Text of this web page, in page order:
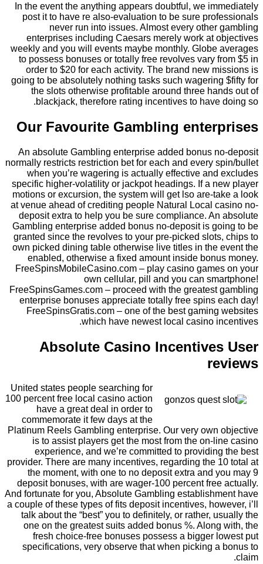
In the event the anything appears doubtful, we immediately
post it to have re also-evaluation to be sure professionals
never run into issues. Almost every other gambling
enterprises including Caesars merely work at objectives
weekly and you will events maybe monthly. Globe averages
to possess bonuses or totally free revolves vary from $5 in
order to $20 for each activity. The brand new missions is
going to be absolutely nothing tasks such wagering $fifty for
the slots otherwise profitable around three hands out of
blackjack, therefore rating incentives to have doing so.
Our Favourite Gambling enterprises
An absolute Gambling enterprise added bonus no-deposit
normally restricts restriction bet for each and every spin/bullet
when you’re wagering is actually effective and excludes
specific higher‑volatility or jackpot headings. If a new player
motions or excursion, the system will get lso are‑take a look
at venue ahead of crediting people Natural Local casino no-
deposit extra to help you be sure compliance. An absolute
Gambling enterprise added bonus no-deposit is going to be
granted since the revolves to your pre‑picked slots, chips to
own picked dining table otherwise live titles in the event the
enabled, otherwise a fixed amount inside bonus money.
FreeSpinsMobileCasino.com – play casino games on your
own cellular, pill and you can smartphone!
FreeSpinsGames.com – proceed with the greatest gambling
enterprise bonuses appreciate totally free spins each day!
FreeSpinsGratis.com – one of the best gaming websites
which have newest local casino incentives.
Absolute Casino Incentives User
reviews
United states people searching for
100 percent free local casino action
have a great deal in order to
commemorate it few days at the
Platinum Reels Gambling enterprise. Our very own objective
is to assist players get the most from the on-line casino
experience, and we’re committed to providing the best
provider. There are many incentives, regarding the 10 total at
the moment, with one to no deposit extra and you may 9
deposit bonuses, with are wager-100 percent free actually.
And fortunate for you, Absolute Gambling establishment have
a couple of these types of fits deposit incentives, however, i’ll
talk about the “best” you to definitely, or rather, usually the
one on the greatest suits added bonus %. Along with, the
fresh choice-free bonuses possess a bigger lowest put
specifications, very observe that when picking a bonus to
claim.